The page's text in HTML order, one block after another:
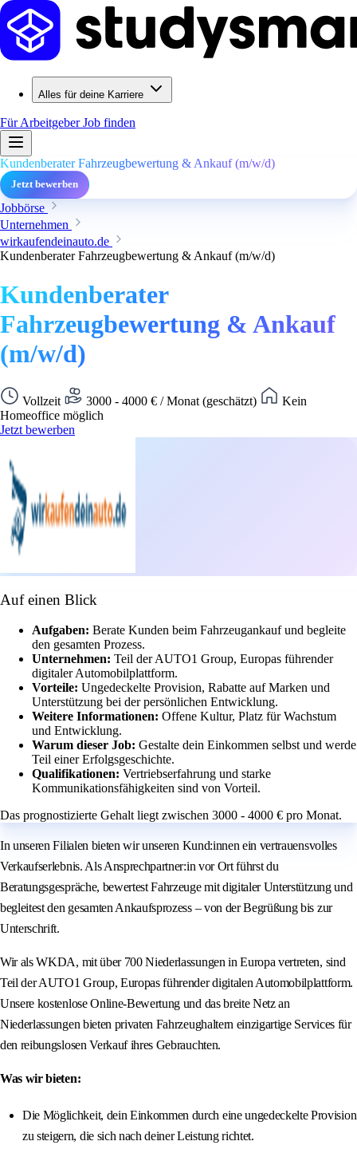
Alles für deine Karriere
Für ArbeitgeberJob finden
Kundenberater Fahrzeugbewertung & Ankauf (m/w/d)
Jetzt bewerben
Jobbörse
Unternehmen
wirkaufendeinauto.de
Kundenberater Fahrzeugbewertung & Ankauf (m/w/d)
Kundenberater
Fahrzeugbewertung & Ankauf
(m/w/d)
Vollzeit 3000 - 4000 € / Monat (geschätzt)
Kein
Homeoffice möglich
Jetzt bewerben
Auf einen Blick
Aufgaben: Berate Kunden beim Fahrzeugankauf und begleite
den gesamten Prozess.
Unternehmen: Teil der AUTO1 Group, Europas führender
digitaler Automobilplattform.
Vorteile: Ungedeckelte Provision, Rabatte auf Marken und
Unterstützung bei der persönlichen Entwicklung.
Weitere Informationen: Offene Kultur, Platz für Wachstum
und Entwicklung.
Warum dieser Job: Gestalte dein Einkommen selbst und werde
Teil einer Erfolgsgeschichte.
Qualifikationen: Vertriebserfahrung und starke
Kommunikationsfähigkeiten sind von Vorteil.
Das prognostizierte Gehalt liegt zwischen 3000 - 4000 € pro Monat.
In unseren Filialen bieten wir unseren Kund:innen ein vertrauensvolles
Verkaufserlebnis. Als Ansprechpartner:in vor Ort führst du
Beratungsgespräche, bewertest Fahrzeuge mit digitaler Unterstützung und
begleitest den gesamten Ankaufsprozess – von der Begrüßung bis zur
Unterschrift.
Wir als WKDA, mit über 700 Niederlassungen in Europa vertreten, sind
Teil der AUTO1 Group, Europas führender digitalen Automobilplattform.
Unsere kostenlose Online-Bewertung und das breite Netz an
Niederlassungen bieten privaten Fahrzeughaltern einzigartige Services für
den reibungslosen Verkauf ihres Gebrauchten.
Was wir bieten:
Die Möglichkeit, dein Einkommen durch eine ungedeckelte Provision
zu steigern, die sich nach deiner Leistung richtet.